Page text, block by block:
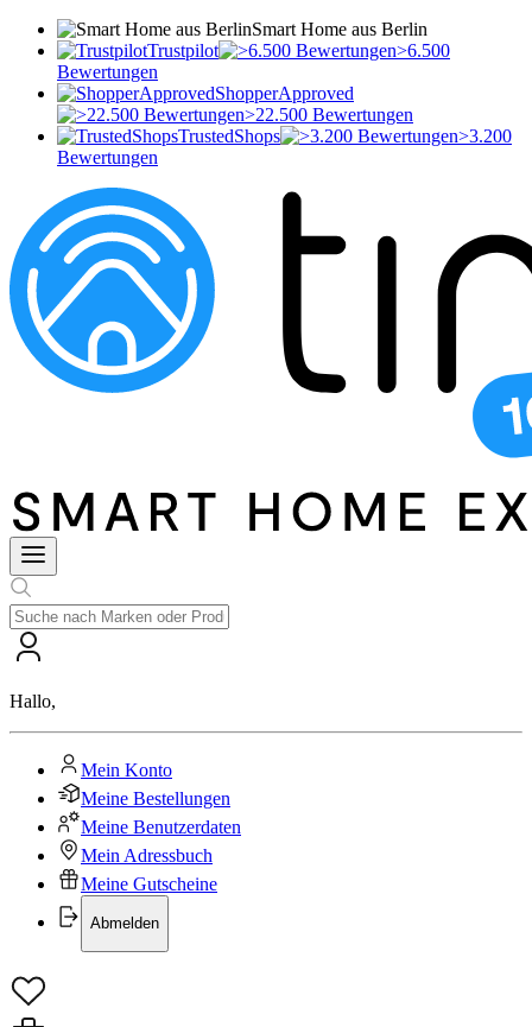
Smart Home aus Berlin
Trustpilot
>6.500
Bewertungen
ShopperApproved
>22.500 Bewertungen
TrustedShops
>3.200
Bewertungen
Hallo,
Mein Konto
Meine Bestellungen
Meine Benutzerdaten
Mein Adressbuch
Meine Gutscheine
Abmelden